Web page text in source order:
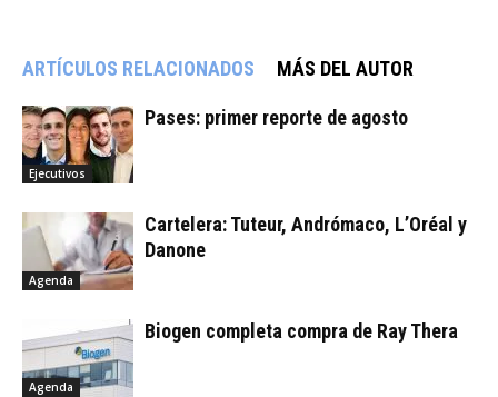
ARTÍCULOS RELACIONADOS MÁS DEL AUTOR
Ejecutivos
Pases: primer reporte de agosto
Agenda
Cartelera: Tuteur, Andrómaco, L’Oréal y
Danone
Agenda
Biogen completa compra de Ray Thera